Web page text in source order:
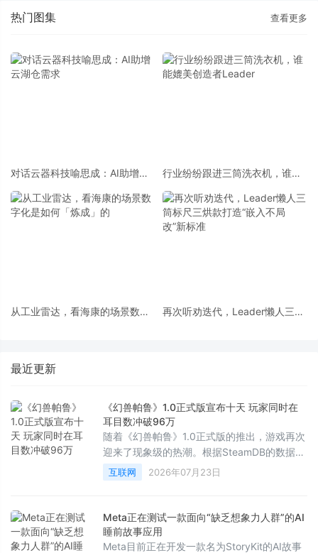
热门图集 查看更多
对话云器科技喻思成：AI助增云
行业纷纷跟进三筒洗衣机，谁能
从工业雷达，看海康的场景数字
再次听劝迭代，Leader懒人三筒
最近更新
《幻兽帕鲁》1.0正式版宣布十天 玩家同时在
耳目数冲破96万
随着《幻兽帕鲁》1.0正式版的推出，游戏再次
迎来了现象级的热潮。根据SteamDB的数据显
示，在7月19日——即版本发布近两周后，该
作的最高同时在线人数达到了961，867人。
过210万同时在线的辉煌纪录以来，取得的最
高数据。
互联网 2026年07月23日
Meta正在测试一款面向“缺乏想象力人群”的AI
睡前故事应用
Meta目前正在开发一款名为StoryKit的AI故事